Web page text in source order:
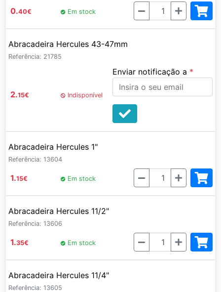
0.40€ Em stock Quantidade
Abracadeira Hercules 43-47mm
Referência: 21785
2.15€ Indisponível
Enviar notificação a
Abracadeira Hercules 1"
Referência: 13604
1.15€ Em stock Quantidade
Abracadeira Hercules 11/2"
Referência: 13606
1.35€ Em stock Quantidade
Abracadeira Hercules 11/4"
Referência: 13605